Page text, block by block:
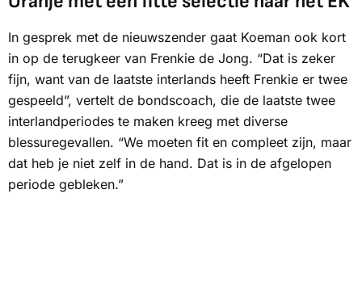
In gesprek met de nieuwszender gaat Koeman ook kort
in op de terugkeer van Frenkie de Jong. “Dat is zeker
fijn, want van de laatste interlands heeft Frenkie er twee
gespeeld”, vertelt de bondscoach, die de laatste twee
interlandperiodes te maken kreeg met diverse
blessuregevallen. “We moeten fit en compleet zijn, maar
dat heb je niet zelf in de hand. Dat is in de afgelopen
periode gebleken.”